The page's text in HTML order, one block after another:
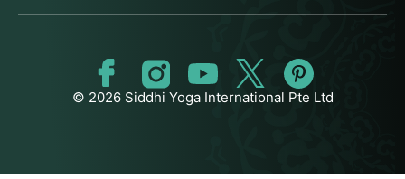
© 2026 Siddhi Yoga International Pte Ltd